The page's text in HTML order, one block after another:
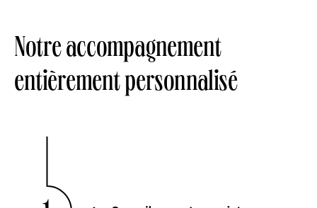
Notre accompagnement
entièrement personnalisé